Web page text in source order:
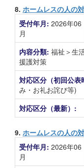
8. ホームレスの人の
受付年月: 2026年06
月
内容分類: 福祉＞生
援護対策
対応区分（初回公
み・お礼お詫び等)
対応区分（最新）:
9. ホームレスの人の
受付年月: 2026年06
月